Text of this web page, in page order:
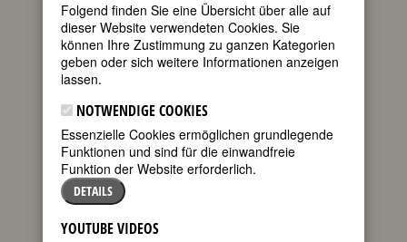
(Else Ida
Pauline Kienle
Else Kienle-Jakobowitz [Ehename])
Folgend finden Sie eine Übersicht über alle auf
dieser Website verwendeten Cookies. Sie
können Ihre Zustimmung zu ganzen Kategorien
geben oder sich weitere Informationen anzeigen
lassen.
NOTWENDIGE COOKIES
Essenzielle Cookies ermöglichen grundlegende
Funktionen und sind für die einwandfreie
Funktion der Website erforderlich.
DETAILS
YOUTUBE VIDEOS